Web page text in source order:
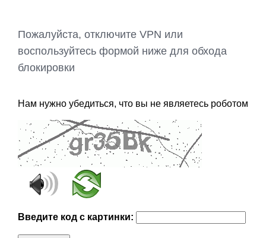
Пожалуйста, отключите VPN или
воспользуйтесь формой ниже для обхода
блокировки
Нам нужно убедиться, что вы не являетесь роботом
Введите код с картинки: